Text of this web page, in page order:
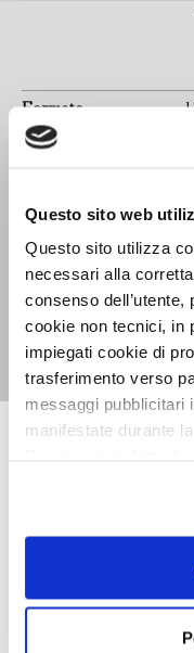
Questo sito web
Questo sito utilizza
necessari alla
consenso
cookie non tecnici, in
impiegati cookie di
trasferimento verso
messaggi pubblicitari
manifestate durante
scelte privacy sui
dell’informativa
Chiudendo il banner
dei soli cookie
il tuo consenso alla
fondamento, è tempo
a tutti, anche ai più
fiducia in te stesso,
ragione. Ti sarà
liberarci
gli effetti negativi e
positive e a nostro
Formato
Legatura
In libreria da
Isbn
(1888-1955) è
formazione
interpersonali.